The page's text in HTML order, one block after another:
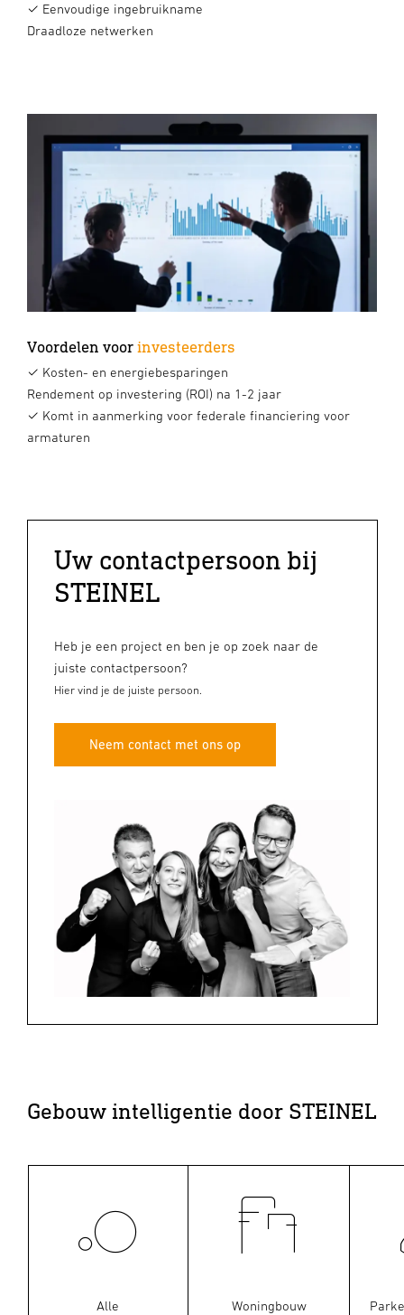
✓ Eenvoudige ingebruikname
Draadloze netwerken
Voordelen voorinvesteerders
✓ Kosten- en energiebesparingen
Rendement op investering (ROI) na 1-2 jaar
✓ Komt in aanmerking voor federale financiering voor
armaturen
Uw contactpersoon bij
STEINEL
Heb je een project en ben je op zoek naar de
juiste contactpersoon?
Hier vind je de juiste persoon.
Neem contact met ons op
Gebouw intelligentie door STEINEL
Alle Woningbouw